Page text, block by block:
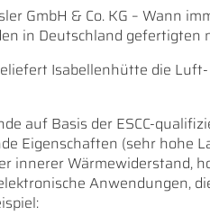
GmbH & Co. KG – Wann
in Deutschland
Isabellenhütte die
auf Basis der ESCC-
Eigenschaften (sehr hohe
innerer Wärmewiderstand,
Anwendungen,